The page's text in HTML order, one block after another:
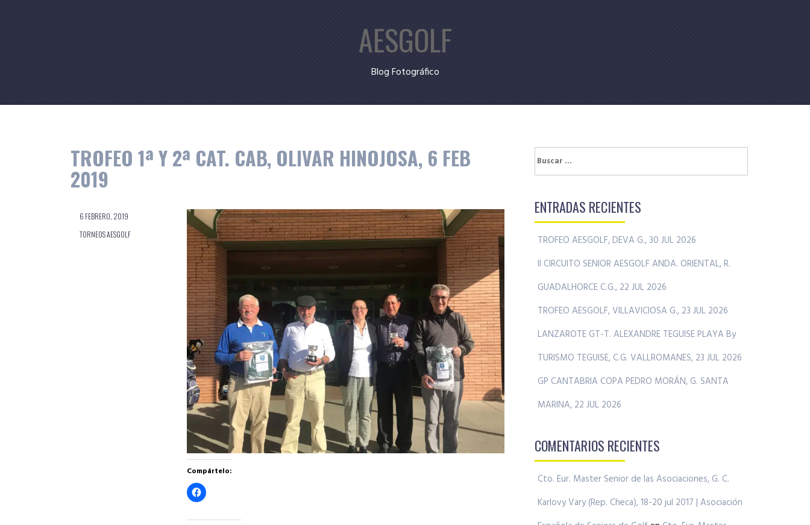
AESGOLF
Blog Fotográfico
TROFEO 1ª Y 2ª CAT. CAB, OLIVAR HINOJOSA, 6 FEB
2019
6 FEBRERO, 2019
TORNEOS AESGOLF
Compártelo:
Haz
clic
en
Buscar:
ENTRADAS RECIENTES
TROFEO AESGOLF, DEVA G., 30 JUL 2026
II CIRCUITO SENIOR AESGOLF ANDA. ORIENTAL, R.
GUADALHORCE C.G., 22 JUL 2026
TROFEO AESGOLF, VILLAVICIOSA G., 23 JUL 2026
LANZAROTE GT-T. ALEXANDRE TEGUISE PLAYA By
TURISMO TEGUISE, C.G. VALLROMANES, 23 JUL 2026
GP CANTABRIA COPA PEDRO MORÁN, G. SANTA
MARINA, 22 JUL 2026
COMENTARIOS RECIENTES
Cto. Eur. Master Senior de las Asociaciones, G. C.
Karlovy Vary (Rep. Checa), 18-20 jul 2017 | Asociación